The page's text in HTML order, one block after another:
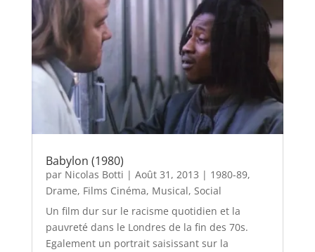
Babylon (1980)
par Nicolas Botti | Août 31, 2013 | 1980-89,
Drame, Films Cinéma, Musical, Social
Un film dur sur le racisme quotidien et la
pauvreté dans le Londres de la fin des 70s.
Egalement un portrait saisissant sur la